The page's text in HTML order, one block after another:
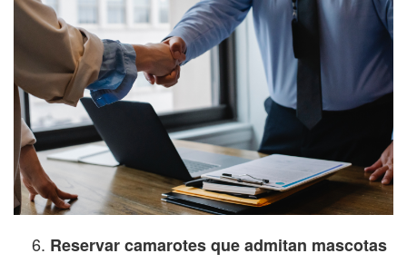
Reservar camarotes que admitan mascotas